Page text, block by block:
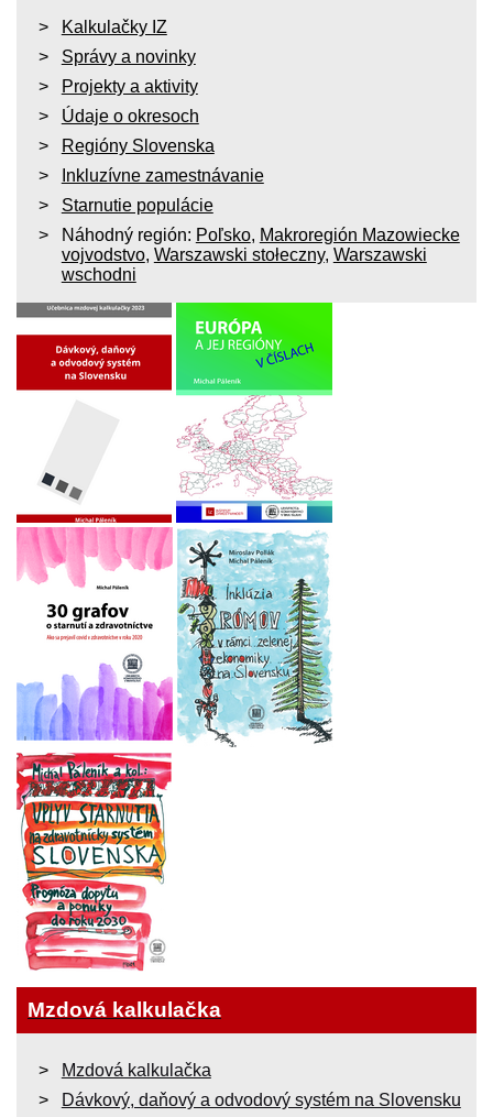
Kalkulačky IZ
Správy a novinky
Projekty a aktivity
Údaje o okresoch
Regióny Slovenska
Inkluzívne zamestnávanie
Starnutie populácie
Náhodný región: Poľsko, Makroregión Mazowiecke
vojvodstvo, Warszawski stołeczny, Warszawski
wschodni
Mzdová kalkulačka
Mzdová kalkulačka
Dávkový, daňový a odvodový systém na Slovensku